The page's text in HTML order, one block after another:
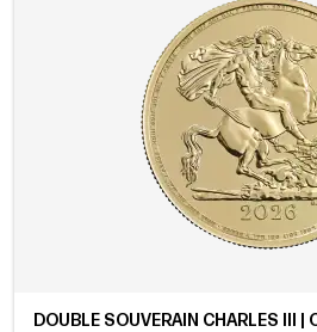
DOUBLE SOUVERAIN CHARLES III |